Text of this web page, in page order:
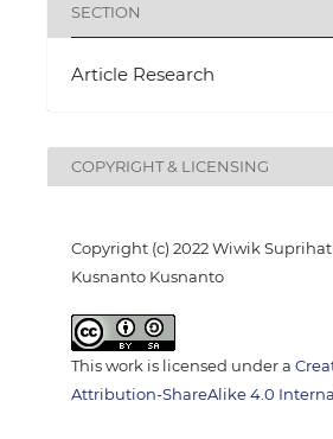
SECTION
Article Research
COPYRIGHT & LICENSING
Copyright (c) 2022 Wiwik
Kusnanto Kusnanto
This work is licensed under a
Attribution-ShareAlike 4.0